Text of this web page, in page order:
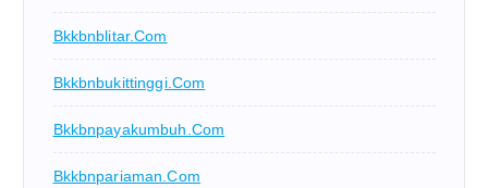
Bkkbnblitar.com
Bkkbnbukittinggi.com
Bkkbnpayakumbuh.com
Bkkbnpariaman.com